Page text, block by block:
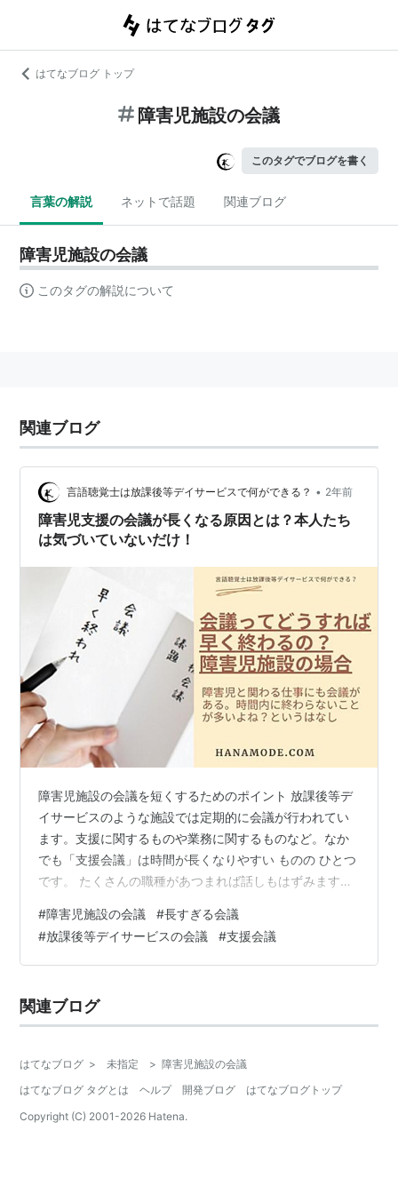
はてなブログ トップ
障害児施設の会議
このタグでブログを書く
言葉の解説 ネットで話題 関連ブログ
障害児施設の会議
このタグの解説について
関連ブログ
言語聴覚士は放課後等デイサービスで何ができる？ • 2年前
障害児支援の会議が長くなる原因とは？本人たち
は気づいていないだけ！
障害児施設の会議を短くするためのポイント 放課後等デ
イサービスのような施設では定期的に会議が行われてい
ます。支援に関するものや業務に関するものなど。なか
でも「支援会議」は時間が長くなりやすい ものの ひとつ
です。 たくさんの職種があつまれば話しもはずみます。
す。活動の準備もできなくなります。 こんかいは、障害
児施設での会議について説明します。 ・時間が長くなる
原因 ・早く終わらせるために 長い会議＝良い会議であり
く家に帰りましょう！ 障害児施設の会議を短くするため
のポイント 障害児施設での会議の…
#障害児施設の会議 #長すぎる会議
#放課後等デイサービスの会議 #支援会議
関連ブログ
はてなブログ > 未指定 > 障害児施設の会議
はてなブログ タグとは
ヘルプ 開発ブログ
はてなブログトップ
Copyright (C) 2001-2026 Hatena.